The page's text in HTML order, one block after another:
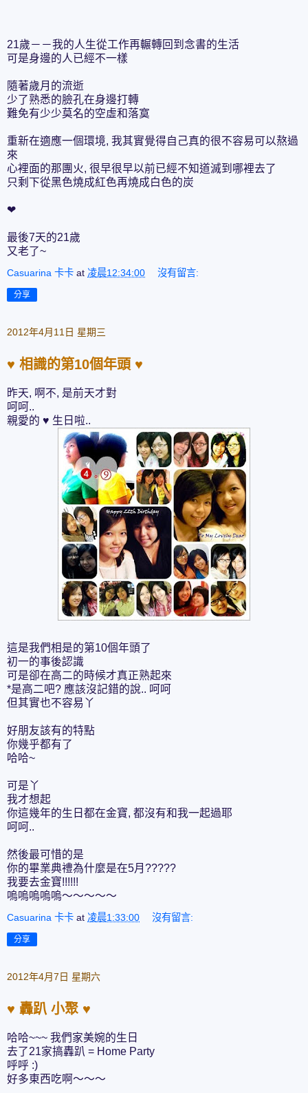
21歲－－我的人生從工作再輾轉回到念書的生活
可是身邊的人已經不一樣
隨著歲月的流逝
少了熟悉的臉孔在身邊打轉
難免有少少莫名的空虛和落寞
重新在適應一個環境, 我其實覺得自己真的很不容易可以熬過
來
心裡面的那團火, 很早很早以前已經不知道滅到哪裡去了
只剩下從黑色燒成紅色再燒成白色的炭
❤
最後7天的21歲
又老了~
Casuarina 卡卡 at 凌晨12:34:00 沒有留言:
分享
2012年4月11日 星期三
♥ 相識的第10個年頭 ♥
昨天, 啊不, 是前天才對
呵呵..
親愛的 ♥ 生日啦..
這是我們相是的第10個年頭了
初一的事後認識
可是卻在高二的時候才真正熟起來
*是高二吧? 應該沒記錯的說.. 呵呵
但其實也不容易丫
好朋友該有的特點
你幾乎都有了
哈哈~
可是丫
我才想起
你這幾年的生日都在金寶, 都沒有和我一起過耶
呵呵..
然後最可惜的是
你的畢業典禮為什麼是在5月?????
我要去金寶!!!!!!
嗚嗚嗚嗚嗚～～～～～
Casuarina 卡卡 at 凌晨1:33:00 沒有留言:
分享
2012年4月7日 星期六
♥ 轟趴 小聚 ♥
哈哈~~~ 我們家美婉的生日
去了21家搞轟趴 = Home Party
呼呼 :)
好多東西吃啊～～～